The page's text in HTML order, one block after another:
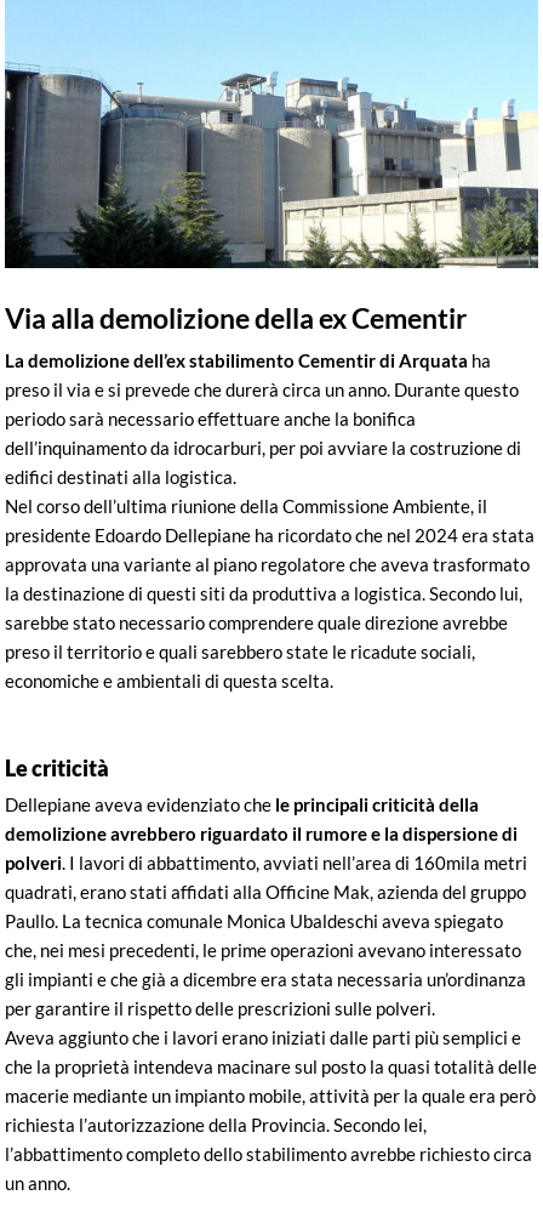
Via alla demolizione della ex Cementir
La demolizione dell’ex stabilimento Cementir di Arquata ha
preso il via e si prevede che durerà circa un anno. Durante questo
periodo sarà necessario effettuare anche la bonifica
dell’inquinamento da idrocarburi, per poi avviare la costruzione di
edifici destinati alla logistica.
Nel corso dell’ultima riunione della Commissione Ambiente, il
presidente Edoardo Dellepiane ha ricordato che nel 2024 era stata
approvata una variante al piano regolatore che aveva trasformato
la destinazione di questi siti da produttiva a logistica. Secondo lui,
sarebbe stato necessario comprendere quale direzione avrebbe
preso il territorio e quali sarebbero state le ricadute sociali,
economiche e ambientali di questa scelta.
Le criticità
Dellepiane aveva evidenziato che le principali criticità della
demolizione avrebbero riguardato il rumore e la dispersione di
polveri. I lavori di abbattimento, avviati nell’area di 160mila metri
quadrati, erano stati affidati alla Officine Mak, azienda del gruppo
Paullo. La tecnica comunale Monica Ubaldeschi aveva spiegato
che, nei mesi precedenti, le prime operazioni avevano interessato
gli impianti e che già a dicembre era stata necessaria un’ordinanza
per garantire il rispetto delle prescrizioni sulle polveri.
Aveva aggiunto che i lavori erano iniziati dalle parti più semplici e
che la proprietà intendeva macinare sul posto la quasi totalità delle
macerie mediante un impianto mobile, attività per la quale era però
richiesta l’autorizzazione della Provincia. Secondo lei,
l’abbattimento completo dello stabilimento avrebbe richiesto circa
un anno.